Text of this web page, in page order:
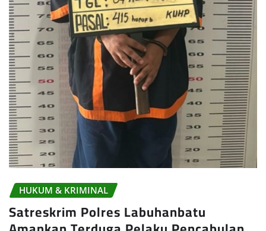
HUKUM & KRIMINAL
Satreskrim Polres Labuhanbatu